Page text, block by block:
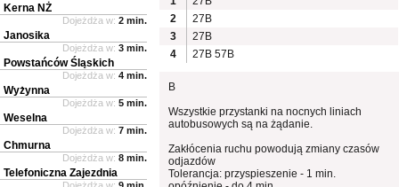
2
27B
3
27B
4
27B 57B
B
Wszystkie przystanki na nocnych liniach
autobusowych są na żądanie.
Zakłócenia ruchu powodują zmiany czasów
odjazdów
Tolerancja: przyspieszenie - 1 min.
Kerna NŻ
Dojeżdża w: 2 min.
Janosika
Dojeżdża w: 3 min.
Powstańców Śląskich
Dojeżdża w: 4 min.
Wyżynna
Dojeżdża w: 5 min.
Weselna
Dojeżdża w: 7 min.
Chmurna
Dojeżdża w: 8 min.
Telefoniczna Zajezdnia